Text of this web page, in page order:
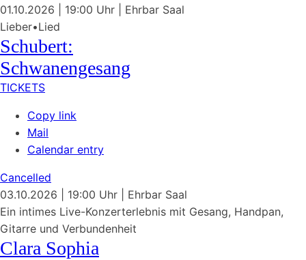
01.10.2026
| 19:00 Uhr
Ehrbar Saal
Lieber•Lied
Schubert:
Schwanengesang
TICKETS
Copy link
Mail
Calendar entry
Cancelled
03.10.2026
| 19:00 Uhr
Ehrbar Saal
Ein intimes Live-Konzerterlebnis mit Gesang, Handpan,
Gitarre und Verbundenheit
Clara Sophia